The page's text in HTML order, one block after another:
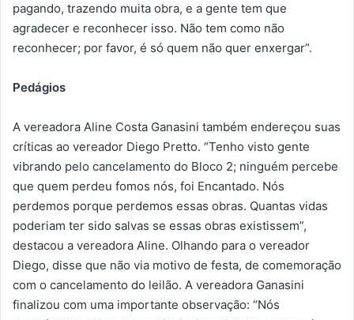
pagando, trazendo muita obra, e a gente tem que
agradecer e reconhecer isso. Não tem como não
reconhecer; por favor, é só quem não quer enxergar”.
Pedágios
A vereadora Aline Costa Ganasini também endereçou suas
críticas ao vereador Diego Pretto. “Tenho visto gente
vibrando pelo cancelamento do Bloco 2; ninguém percebe
que quem perdeu fomos nós, foi Encantado. Nós
perdemos porque perdemos essas obras. Quantas vidas
poderiam ter sido salvas se essas obras existissem”,
destacou a vereadora Aline. Olhando para o vereador
Diego, disse que não via motivo de festa, de comemoração
com o cancelamento do leilão. A vereadora Ganasini
finalizou com uma importante observação: “Nós